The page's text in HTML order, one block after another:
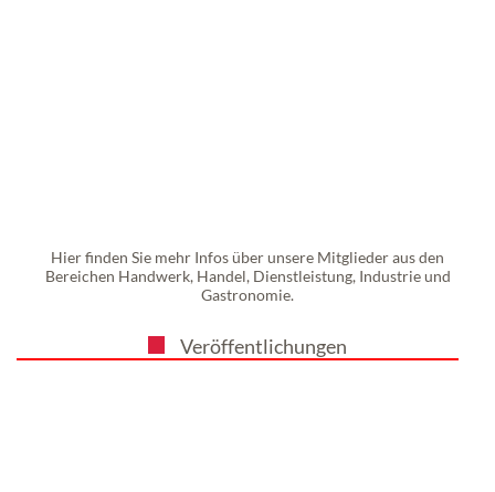
Hier finden Sie mehr Infos über unsere Mitglieder aus den
Bereichen Handwerk, Handel, Dienstleistung, Industrie und
Gastronomie.
Veröffentlichungen